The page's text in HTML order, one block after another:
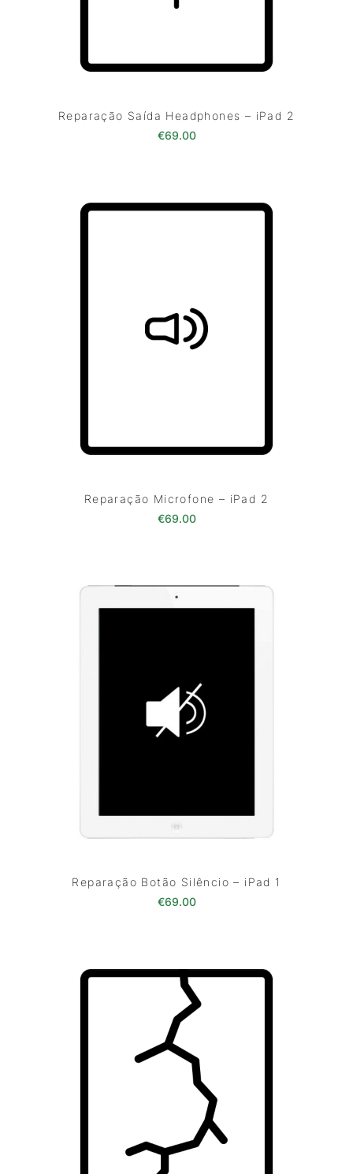
Reparação Saída Headphones – iPad 2
€69.00
Reparação Microfone – iPad 2
€69.00
Reparação Botão Silêncio – iPad 1
€69.00